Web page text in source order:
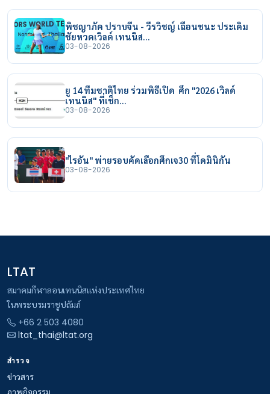
พิชญาภัค ปราบจีน - วีรวิชญ์ เฉือนชนะ ประเดิม
ชัยหวดเวิลด์ เทนนิส…
03-08-2026
ยู 14 ทีมชาติไทย ร่วมพิธีเปิด ศึก "2026 เวิลด์
เทนนิส" ที่เช็ก…
03-08-2026
"ไรอัน" พ่ายรอบคัดเลือกศึกเจ30 ที่โดมินิกัน
03-08-2026
LTAT
สมาคมกีฬาลอนเทนนิสแห่งประเทศไทย
ในพระบรมราชูปถัมภ์
+66 2 503 4080
ltat_thai@ltat.org
สำรวจ
ข่าวสาร